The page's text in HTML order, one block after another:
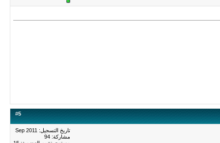
#5
تاريخ التسجيل: Sep 2011
مشاركة: 94